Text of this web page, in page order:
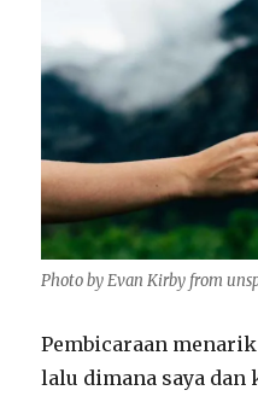
Photo by Evan Kirby from
Pembicaraan
lalu dimana saya dan